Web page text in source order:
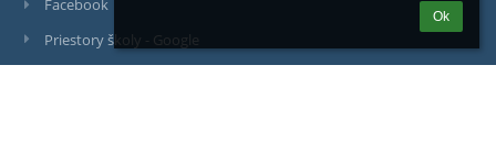
Ok
Facebook
Priestory školy - Google